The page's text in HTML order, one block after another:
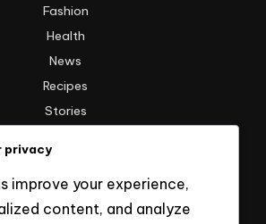
Fashion
Health
News
Recipes
Stories
Travel
Uncategorized
privacy
improve your experience,
content, and analyze